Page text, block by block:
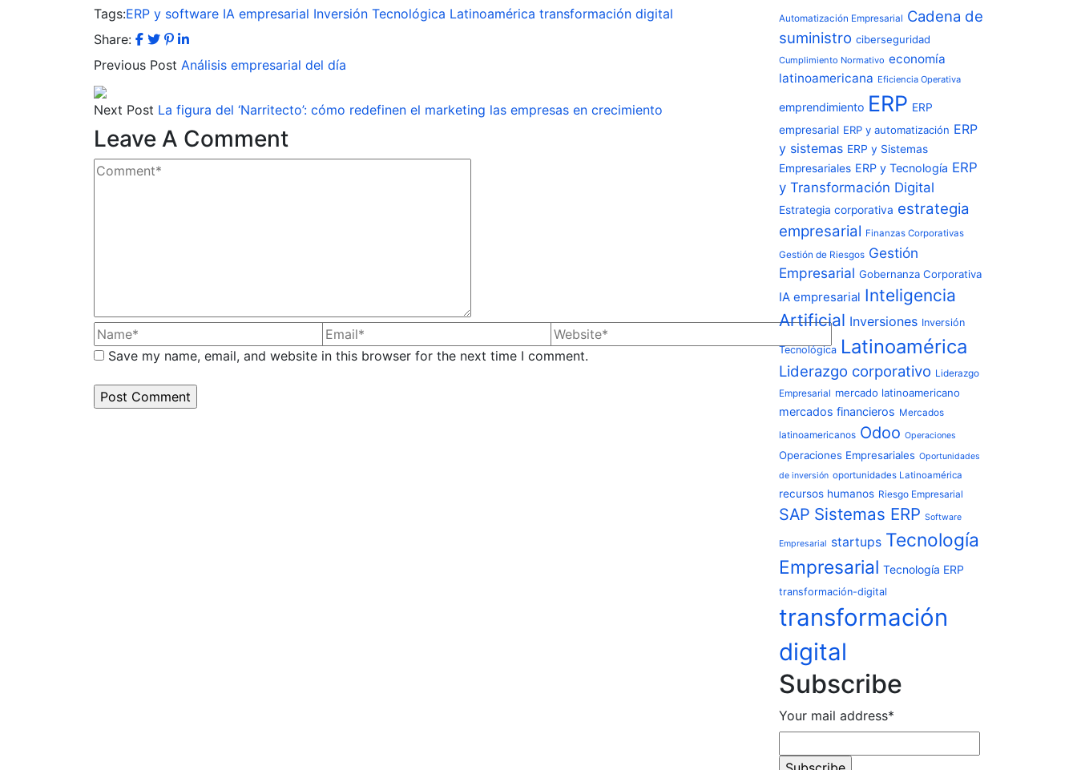
Tags:ERP y software IA empresarial Inversión Tecnológica Latinoamérica transformación digital
Share:
Previous Post Análisis empresarial del día
Next Post La figura del ‘Narritecto’: cómo redefinen el marketing las empresas en crecimiento
Leave A Comment
Save my name, email, and website in this browser for the next time I comment.
Automatización Empresarial Cadena de
suministro ciberseguridad
Cumplimiento Normativo economía
latinoamericana Eficiencia Operativa
emprendimiento ERP ERP
empresarial ERP y automatización ERP
y sistemas ERP y Sistemas
Empresariales ERP y Tecnología ERP
y Transformación Digital
Estrategia corporativa estrategia
empresarial Finanzas Corporativas
Gestión de Riesgos Gestión
Empresarial Gobernanza Corporativa
IA empresarial Inteligencia
Artificial Inversiones Inversión
Tecnológica Latinoamérica
Liderazgo corporativo Liderazgo
Empresarial mercado latinoamericano
mercados financieros Mercados
latinoamericanos Odoo Operaciones
Operaciones Empresariales Oportunidades
de inversión oportunidades Latinoamérica
recursos humanos Riesgo Empresarial
SAP Sistemas ERP Software
Empresarial startups Tecnología
Empresarial Tecnología ERP
transformación-digital
transformación
digital
Subscribe
Your mail address*